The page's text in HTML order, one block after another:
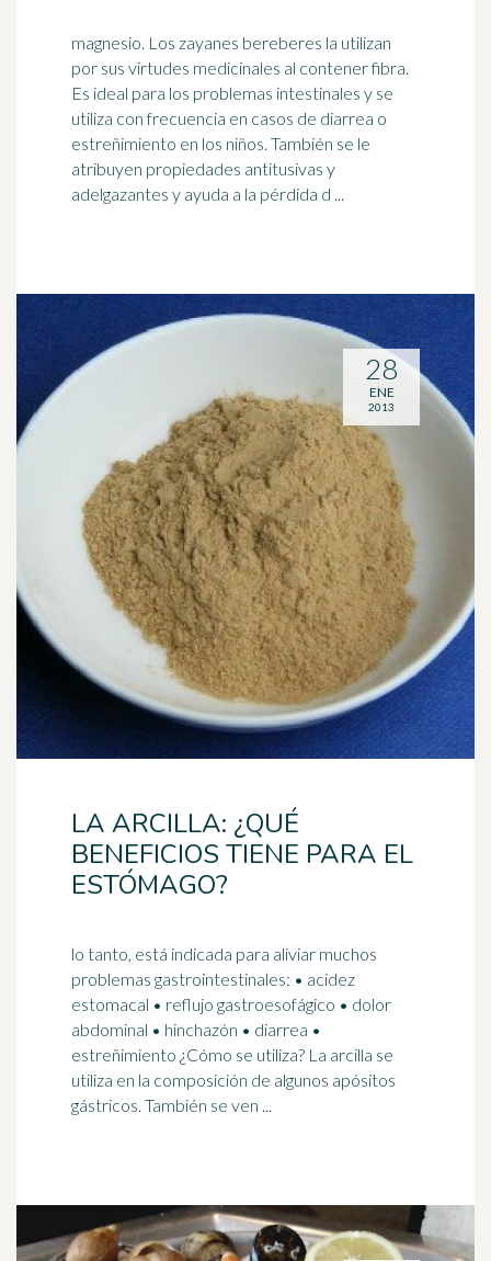
magnesio. Los zayanes bereberes la utilizan
por sus virtudes medicinales al contener fibra.
Es ideal para los problemas intestinales y se
utiliza con frecuencia en casos de diarrea o
estreñimiento en los niños. También se le
atribuyen propiedades antitusivas y
adelgazantes y ayuda a la pérdida d ...
LA ARCILLA: ¿QUÉ
BENEFICIOS TIENE PARA EL
ESTÓMAGO?
lo tanto, está indicada para aliviar muchos
problemas gastrointestinales: • acidez
estomacal • reflujo gastroesofágico • dolor
abdominal • hinchazón • diarrea •
estreñimiento ¿Cómo se utiliza? La arcilla se
utiliza en la composición de algunos apósitos
gástricos. También se ven ...
28
ENE
2013